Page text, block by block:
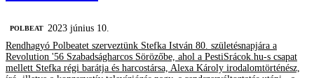
‎POLBEAT 2023 június 10.
Rendhagyó Polbeatet szerveztünk Stefka István 80. születésnapjára a
Revolution '56 Szabadságharcos Sörözőbe, ahol a PestiSrácok.hu-s csapat
mellett Stefka régi barátja és harcostársa, Alexa Károly irodalomtörténész,